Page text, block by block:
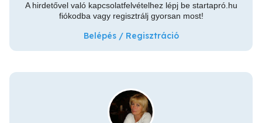
A hirdetővel való kapcsolatfelvételhez lépj be startapró.hu
fiókodba vagy regisztrálj gyorsan most!
Belépés / Regisztráció